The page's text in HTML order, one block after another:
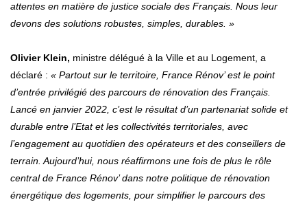
attentes en matière de justice sociale des Français. Nous leur
devons des solutions robustes, simples, durables. »
Olivier Klein, ministre délégué à la Ville et au Logement, a
déclaré : « Partout sur le territoire, France Rénov’ est le point
d’entrée privilégié des parcours de rénovation des Français.
Lancé en janvier 2022, c’est le résultat d’un partenariat solide et
durable entre l’Etat et les collectivités territoriales, avec
l’engagement au quotidien des opérateurs et des conseillers de
terrain. Aujourd’hui, nous réaffirmons une fois de plus le rôle
central de France Rénov’ dans notre politique de rénovation
énergétique des logements, pour simplifier le parcours des